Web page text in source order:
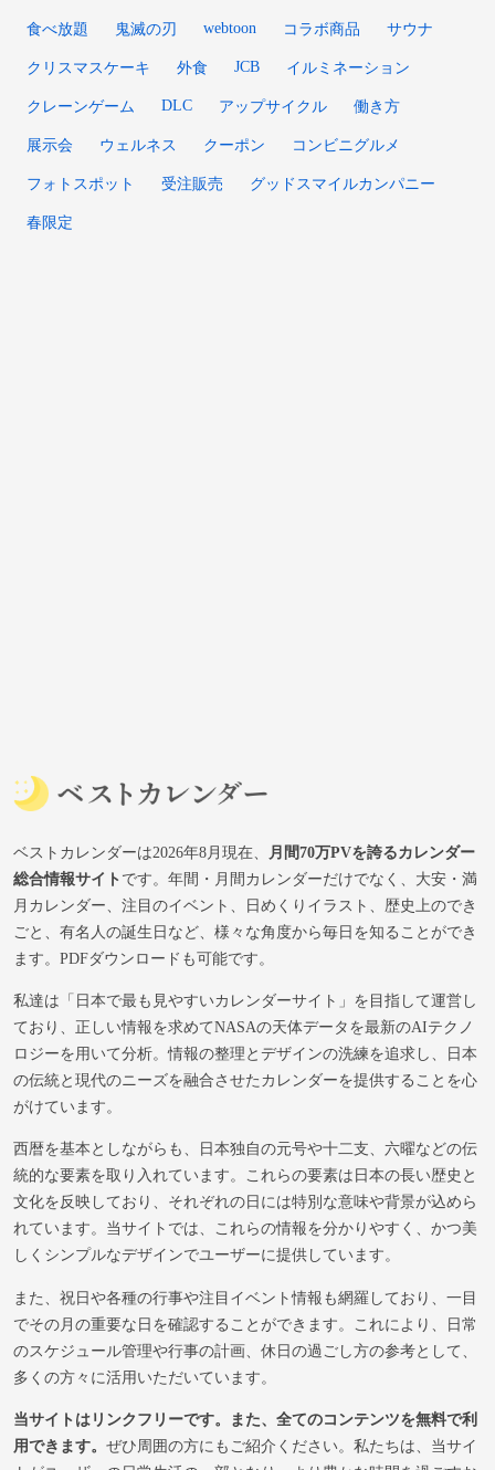
食べ放題 鬼滅の刃 webtoon コラボ商品 サウナ
クリスマスケーキ 外食 JCB イルミネーション
クレーンゲーム DLC アップサイクル 働き方
展示会 ウェルネス クーポン コンビニグルメ
フォトスポット 受注販売 グッドスマイルカンパニー
春限定
ベストカレンダーは2026年8月現在、
月間70万PVを誇るカレンダー
総合情報サイトです。年間・月間カレンダーだけでなく、大安・満
月カレンダー、注目のイベント、日めくりイラスト、歴史上のでき
ごと、有名人の誕生日など、様々な角度から毎日を知ることができ
ます。PDFダウンロードも可能です。
私達は「日本で最も見やすいカレンダーサイト」を目指して運営し
ており、正しい情報を求めてNASAの天体データを最新のAIテクノ
ロジーを用いて分析。情報の整理とデザインの洗練を追求し、日本
の伝統と現代のニーズを融合させたカレンダーを提供することを心
がけています。
西暦を基本としながらも、日本独自の元号や十二支、六曜などの伝
統的な要素を取り入れています。これらの要素は日本の長い歴史と
文化を反映しており、それぞれの日には特別な意味や背景が込めら
れています。当サイトでは、これらの情報を分かりやすく、かつ美
しくシンプルなデザインでユーザーに提供しています。
また、祝日や各種の行事や注目イベント情報も網羅しており、一目
でその月の重要な日を確認することができます。これにより、日常
のスケジュール管理や行事の計画、休日の過ごし方の参考として、
多くの方々に活用いただいています。
当サイトはリンクフリーです。また、全てのコンテンツを無料で利
用できます。 ぜひ周囲の方にもご紹介ください。私たちは、当サイ